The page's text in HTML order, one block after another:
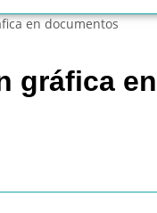
en documentos
gráfica